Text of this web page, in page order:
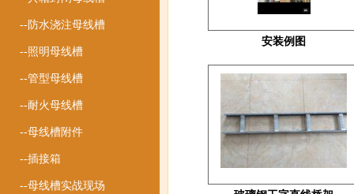
--防水浇注母线槽
--照明母线槽
--管型母线槽
--耐火母线槽
--母线槽附件
--插接箱
--母线槽实战现场
安装例图